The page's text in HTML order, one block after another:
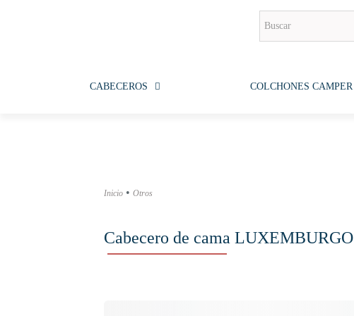
CABECEROS COLCHONES CAMPER
Inicio •Otros
Cabecero de cama LUXEMBURGO